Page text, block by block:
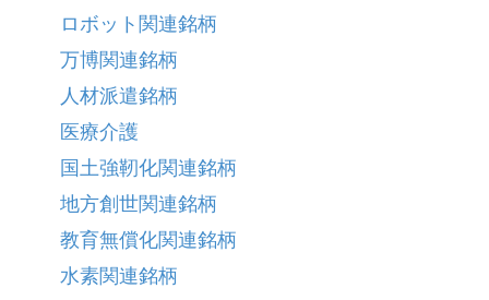
ロボット関連銘柄
万博関連銘柄
人材派遣銘柄
医療介護
国土強靭化関連銘柄
地方創世関連銘柄
教育無償化関連銘柄
水素関連銘柄